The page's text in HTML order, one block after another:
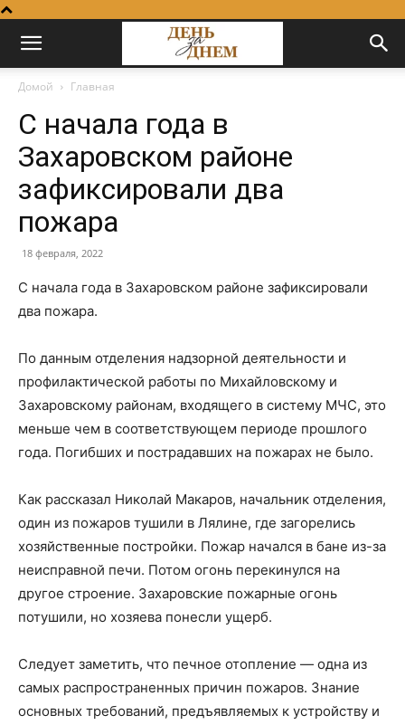
Домой Главная
С начала года в
Захаровском районе
зафиксировали два
пожара
18 февраля, 2022
С начала года в Захаровском районе зафиксировали
два пожара.
По данным отделения надзорной деятельности и
профилактической работы по Михайловскому и
Захаровскому районам, входящего в систему МЧС, это
меньше чем в соответствующем периоде прошлого
года. Погибших и пострадавших на пожарах не было.
Как рассказал Николай Макаров, начальник отделения,
один из пожаров тушили в Лялине, где загорелись
хозяйственные постройки. Пожар начался в бане из-за
неисправной печи. Потом огонь перекинулся на
другое строение. Захаровские пожарные огонь
потушили, но хозяева понесли ущерб.
Следует заметить, что печное отопление — одна из
самых распространенных причин пожаров. Знание
основных требований, предъявляемых к устройству и